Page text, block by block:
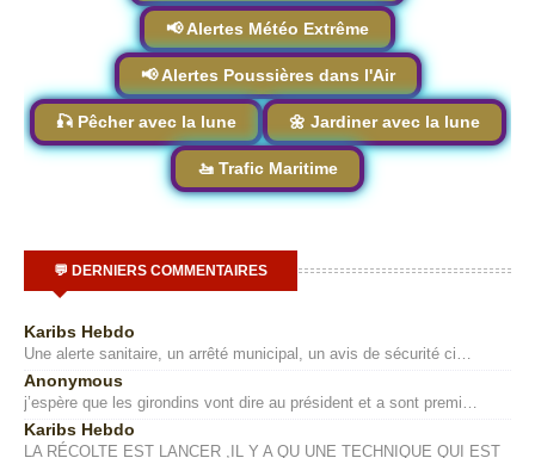
📢 Alertes Météo Extrême
📢 Alertes Poussières dans l'Air
🎣 Pêcher avec la lune 🌼 Jardiner avec la lune
🚤 Trafic Maritime
💬 DERNIERS COMMENTAIRES
Karibs Hebdo
Une alerte sanitaire, un arrêté municipal, un avis de sécurité ci…
Anonymous
j’espère que les girondins vont dire au président et a sont premi…
Karibs Hebdo
LA RÉCOLTE EST LANCER ,IL Y A QU UNE TECHNIQUE QUI EST